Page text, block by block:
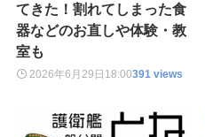
てきた！割れてしまった食
器などのお直しや体験・教
室も
2026年6月29日 18:00391 views